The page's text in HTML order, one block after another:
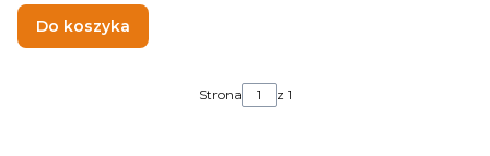
Do koszyka
Strona z 1